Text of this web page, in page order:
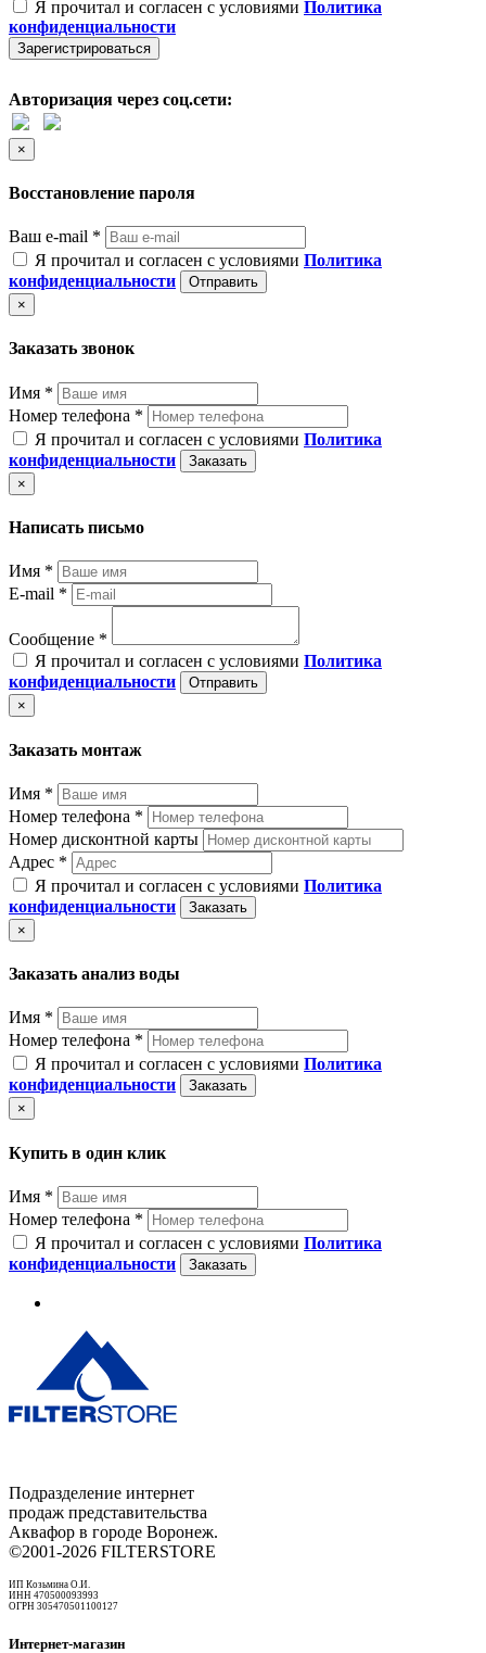
Я прочитал и согласен с условиями Политика
конфиденциальности
Зарегистрироваться
Авторизация через соц.сети:
×
Восстановление пароля
Ваш e-mail *
Я прочитал и согласен с условиями Политика
конфиденциальности
Отправить
×
Заказать звонок
Имя *
Номер телефона *
Я прочитал и согласен с условиями Политика
конфиденциальности
Заказать
×
Написать письмо
Имя *
E-mail *
Сообщение *
Я прочитал и согласен с условиями Политика
конфиденциальности
Отправить
×
Заказать монтаж
Имя *
Номер телефона *
Номер дисконтной карты
Адрес *
Я прочитал и согласен с условиями Политика
конфиденциальности
Заказать
×
Заказать анализ воды
Имя *
Номер телефона *
Я прочитал и согласен с условиями Политика
конфиденциальности
Заказать
×
Купить в один клик
Имя *
Номер телефона *
Я прочитал и согласен с условиями Политика
конфиденциальности
Заказать
Подразделение интернет
продаж представительства
Аквафор в городе Воронеж.
©2001-2026 FILTERSTORE
ИП Козьмина О.И.
ИНН 470500093993
ОГРН 305470501100127
Интернет-магазин